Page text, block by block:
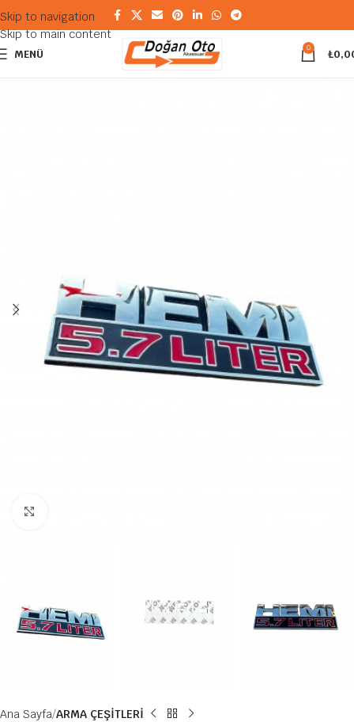
Skip to navigation
Skip to main content
MENÜ 0 ₺
Ana Sayfa ARMA ÇEŞİTLERİ